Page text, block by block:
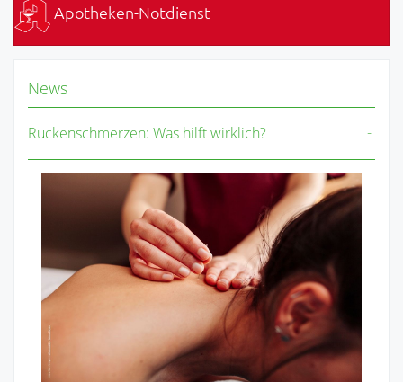
Apotheken-Notdienst
News
Rückenschmerzen: Was hilft wirklich?